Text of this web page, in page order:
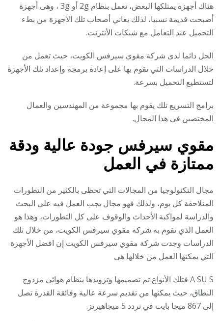
هناك أجهزة يمتلكها البعض، تعمل بنظام 2g أو 3g ، وهى أجهزة
أصبحت قديمة نسبيا، لذلك يعاني أصحاب تلك الأجهزة من بطء
التحميل عند التعامل مع شبكات الأنترنت.
الحل دائما لدى شركة مقوي سيرفس الكويت، حيث تعمل من
خلال الدراسات التي تقوم بها على إعادة برمجة وإعداد تلك الأجهزة
لتستطيع التحميل بسرعة.
برامج التسريع تلك يقوم بها مجموعة من المهندسين والعمال
المختصين في هذا المجال.
مقوي سيرفس جودة عالية ودقة
ممتازة في العمل
مجال التكنولوجيا من المجالات التي تحظى بالكثير من التطورات
المتلاحقة كل يوم، ولذلك فهو مجال يجب العمل فيه على البحث
والدراسة لمواكبة الأحداث والوقوف على كل التطورات، وهذا هو
العمل الذي تقوم به شركة مقوي سيرفس الكويت، من خلال تلك
الدراسات وجدت شركة مقوي سيرفس الكويت إن افضل الأجهزة
التي يمكنها العمل من خلالها هى
A SU S فتلك الأنواع تم تصميمها وتزويدها بنظام هوائي مزدوج
النطاق، حيث يمكنها من تقديم سرعة عالية وفائقة القدرة تصل
إلى 867 ميجا بايت في تردد 5 ميجاهيرتز.